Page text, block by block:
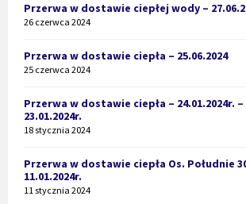
Przerwa w dostawie ciepłej wody –
26 czerwca 2024
Przerwa w dostawie ciepła – 25.06.2024
25 czerwca 2024
Przerwa w dostawie ciepła – 24.01.2024r.
23.01.2024r.
18 stycznia 2024
Przerwa w dostawie ciepła Os. Południe
11.01.2024r.
11 stycznia 2024